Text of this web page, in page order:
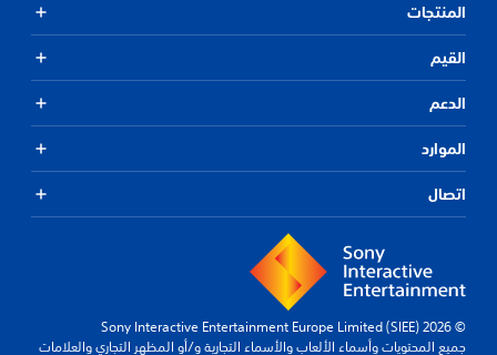
المنتجات
القيم
الدعم
الموارد
اتصال
© 2026 Sony Interactive Entertainment Europe Limited (SIEE)
جميع المحتويات وأسماء الألعاب والأسماء التجارية و/أو المظهر التجاري والعلامات